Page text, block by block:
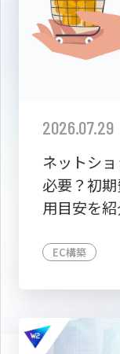
2026.07.29
ネットシ
必要？初
用目安を
EC構築